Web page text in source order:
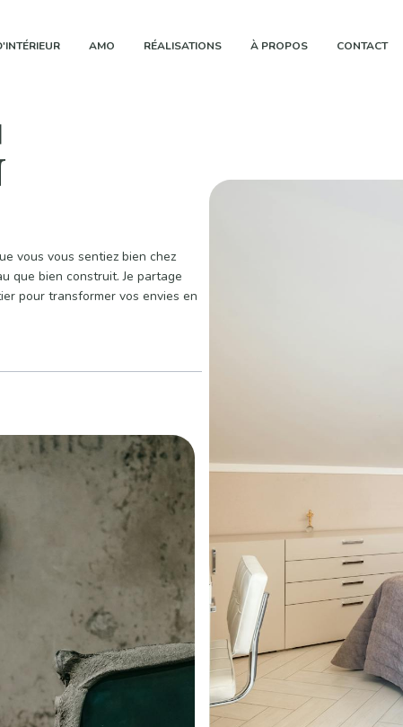
AMO RÉALISATIONS À PROPOS CONTACT
vous vous sentiez bien chez
que bien construit. Je partage
pour transformer vos envies en